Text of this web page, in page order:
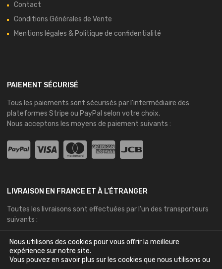
Contact
Conditions Générales de Vente
Mentions légales & Politique de confidentialité
PAIEMENT SÉCURISÉ
Tous les paiements sont sécurisés par l’intermédiaire des
plateformes Stripe ou PayPal selon votre choix.
Nous acceptons les moyens de paiement suivants :
LIVRAISON EN FRANCE ET À L’ÉTRANGER
Toutes les livraisons sont effectuées par l’un des transporteurs
suivants :
Nous utilisons des cookies pour vous offrir la meilleure
expérience sur notre site.
Vous pouvez en savoir plus sur les cookies que nous utilisons ou